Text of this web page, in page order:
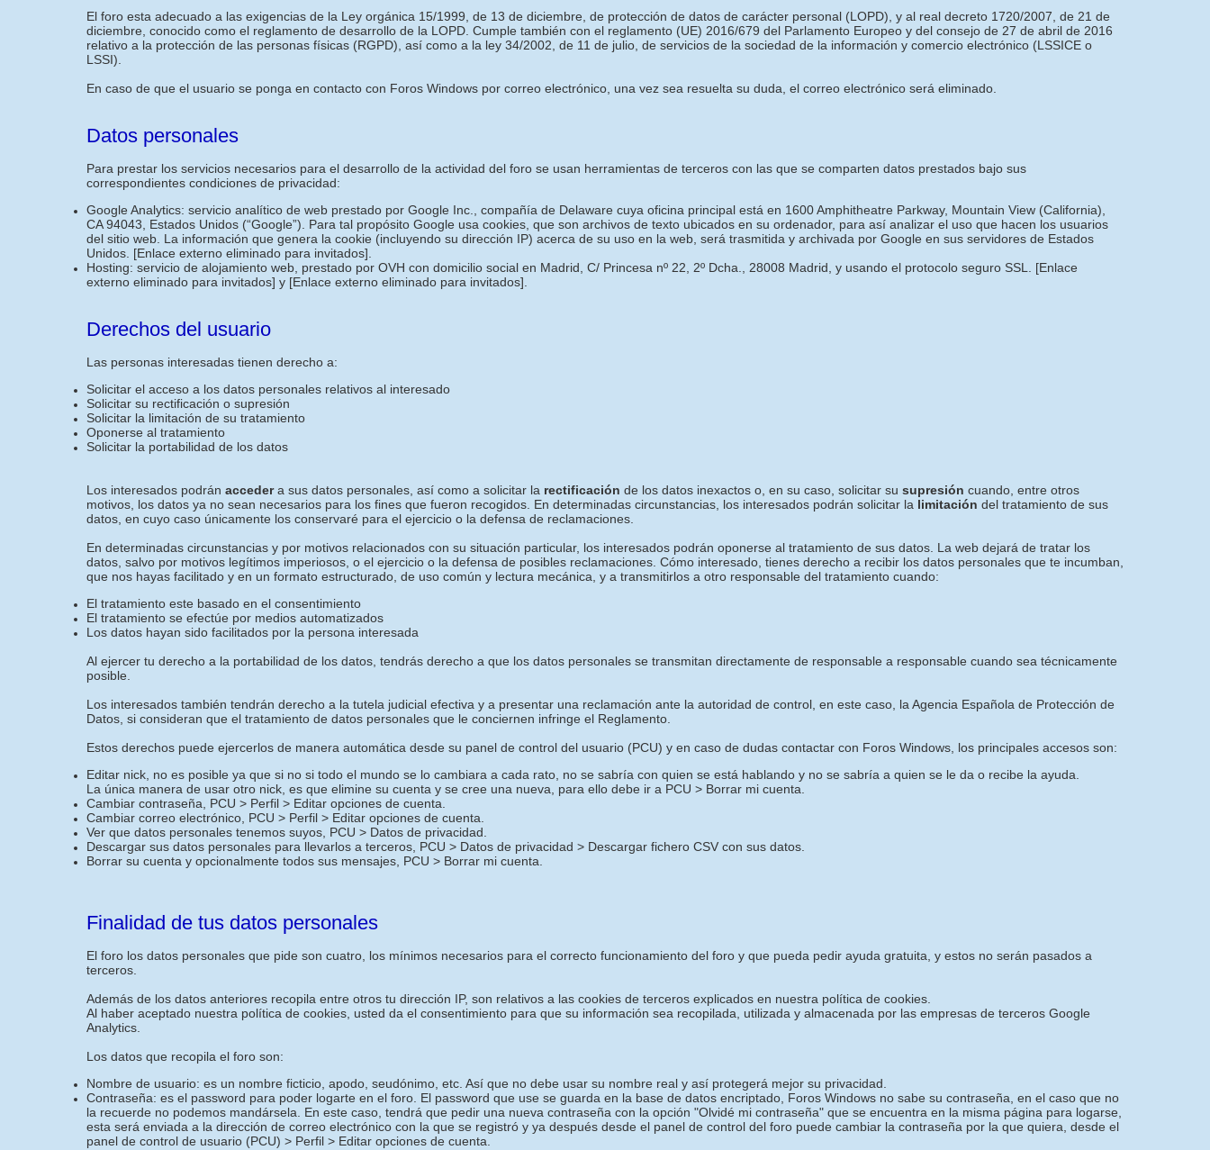
El foro esta adecuado a las exigencias de la Ley orgánica 15/1999, de 13 de diciembre, de protección de datos de carácter personal (LOPD), y al real decreto 1720/2007, de 21 de
diciembre, conocido como el reglamento de desarrollo de la LOPD. Cumple también con el reglamento (UE) 2016/679 del Parlamento Europeo y del consejo de 27 de abril de 2016
relativo a la protección de las personas físicas (RGPD), así como a la ley 34/2002, de 11 de julio, de servicios de la sociedad de la información y comercio electrónico (LSSICE o
LSSI).
En caso de que el usuario se ponga en contacto con Foros Windows por correo electrónico, una vez sea resuelta su duda, el correo electrónico será eliminado.
Datos personales
Para prestar los servicios necesarios para el desarrollo de la actividad del foro se usan herramientas de terceros con las que se comparten datos prestados bajo sus
correspondientes condiciones de privacidad:
Google Analytics: servicio analítico de web prestado por Google Inc., compañía de Delaware cuya oficina principal está en 1600 Amphitheatre Parkway, Mountain View (California),
CA 94043, Estados Unidos (“Google”). Para tal propósito Google usa cookies, que son archivos de texto ubicados en su ordenador, para así analizar el uso que hacen los usuarios
del sitio web. La información que genera la cookie (incluyendo su dirección IP) acerca de su uso en la web, será trasmitida y archivada por Google en sus servidores de Estados
Unidos. [Enlace externo eliminado para invitados]
Hosting: servicio de alojamiento web, prestado por OVH con domicilio social en Madrid, C/ Princesa nº 22, 2º Dcha., 28008 Madrid, y usando el protocolo seguro SSL. [Enlace
externo eliminado para invitados] y [Enlace externo eliminado para invitados]
Derechos del usuario
Las personas interesadas tienen derecho a:
Solicitar el acceso a los datos personales relativos al interesado
Solicitar su rectificación o supresión
Solicitar la limitación de su tratamiento
Oponerse al tratamiento
Solicitar la portabilidad de los datos
Los interesados podrán accedera sus datos personales, así como a solicitar la rectificación de los datos inexactos o, en su caso, solicitar su supresión cuando, entre otros
motivos, los datos ya no sean necesarios para los fines que fueron recogidos. En determinadas circunstancias, los interesados podrán solicitar la limitación del tratamiento de sus
datos, en cuyo caso únicamente los conservaré para el ejercicio o la defensa de reclamaciones.
En determinadas circunstancias y por motivos relacionados con su situación particular, los interesados podrán oponerse al tratamiento de sus datos. La web dejará de tratar los
datos, salvo por motivos legítimos imperiosos, o el ejercicio o la defensa de posibles reclamaciones. Cómo interesado, tienes derecho a recibir los datos personales que te incumban,
que nos hayas facilitado y en un formato estructurado, de uso común y lectura mecánica, y a transmitirlos a otro responsable del tratamiento cuando:
El tratamiento este basado en el consentimiento
El tratamiento se efectúe por medios automatizados
Los datos hayan sido facilitados por la persona interesada
Al ejercer tu derecho a la portabilidad de los datos, tendrás derecho a que los datos personales se transmitan directamente de responsable a responsable cuando sea técnicamente
posible.
Los interesados también tendrán derecho a la tutela judicial efectiva y a presentar una reclamación ante la autoridad de control, en este caso, la Agencia Española de Protección de
Datos, si consideran que el tratamiento de datos personales que le conciernen infringe el Reglamento.
Estos derechos puede ejercerlos de manera automática desde su panel de control del usuario (PCU) y en caso de dudas contactar con Foros Windows, los principales accesos son:
Editar nick, no es posible ya que si no si todo el mundo se lo cambiara a cada rato, no se sabría con quien se está hablando y no se sabría a quien se le da o recibe la ayuda.
La única manera de usar otro nick, es que elimine su cuenta y se cree una nueva, para ello debe ir a PCU > Borrar mi cuenta.
Cambiar contraseña, PCU > Perfil > Editar opciones de cuenta.
Cambiar correo electrónico, PCU > Perfil > Editar opciones de cuenta.
Ver que datos personales tenemos suyos, PCU > Datos de privacidad.
Descargar sus datos personales para llevarlos a terceros, PCU > Datos de privacidad > Descargar fichero CSV con sus datos.
Borrar su cuenta y opcionalmente todos sus mensajes, PCU > Borrar mi cuenta.
Finalidad de tus datos personales
El foro los datos personales que pide son cuatro, los mínimos necesarios para el correcto funcionamiento del foro y que pueda pedir ayuda gratuita, y estos no serán pasados a
terceros.
Además de los datos anteriores recopila entre otros tu dirección IP, son relativos a las cookies de terceros explicados en nuestra política de cookies.
Al haber aceptado nuestra política de cookies, usted da el consentimiento para que su información sea recopilada, utilizada y almacenada por las empresas de terceros Google
Analytics.
Los datos que recopila el foro son:
Nombre de usuario: es un nombre ficticio, apodo, seudónimo, etc. Así que no debe usar su nombre real y así protegerá mejor su privacidad.
Contraseña: es el password para poder logarte en el foro. El password que use se guarda en la base de datos encriptado, Foros Windows no sabe su contraseña, en el caso que no
la recuerde no podemos mandársela. En este caso, tendrá que pedir una nueva contraseña con la opción "Olvidé mi contraseña" que se encuentra en la misma página para logarse,
esta será enviada a la dirección de correo electrónico con la que se registró y ya después desde el panel de control del foro puede cambiar la contraseña por la que quiera, desde el
panel de control de usuario (PCU) > Perfil > Editar opciones de cuenta.